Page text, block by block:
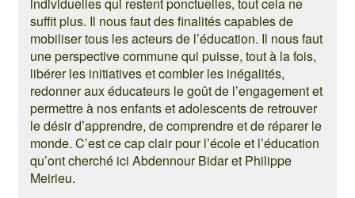
suffit plus. Il nous faut des finalités capables de
mobiliser tous les acteurs de l’éducation. Il nous faut
une perspective commune qui puisse, tout à la fois,
libérer les initiatives et combler les inégalités,
redonner aux éducateurs le goût de l’engagement et
permettre à nos enfants et adolescents de retrouver
le désir d’apprendre, de comprendre et de réparer le
monde. C’est ce cap clair pour l’école et l’éducation
qu’ont cherché ici Abdennour Bidar et Philippe
Meirieu.